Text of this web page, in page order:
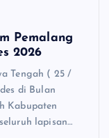
Pemalang
2026
Tengah ( 25 /
di Bulan
Kabupaten
lapisan…